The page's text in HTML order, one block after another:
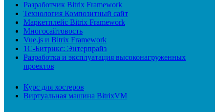
Разработчик Bitrix Framework
Технология Композитный сайт
Маркетплейс Bitrix Framework
Многосайтовость
Vue.js и Bitrix Framework
1С-Битрикс: Энтерпрайз
Разработка и эксплуатация высоконагруженных
проектов
Курс для хостеров
Виртуальная машина BitrixVM